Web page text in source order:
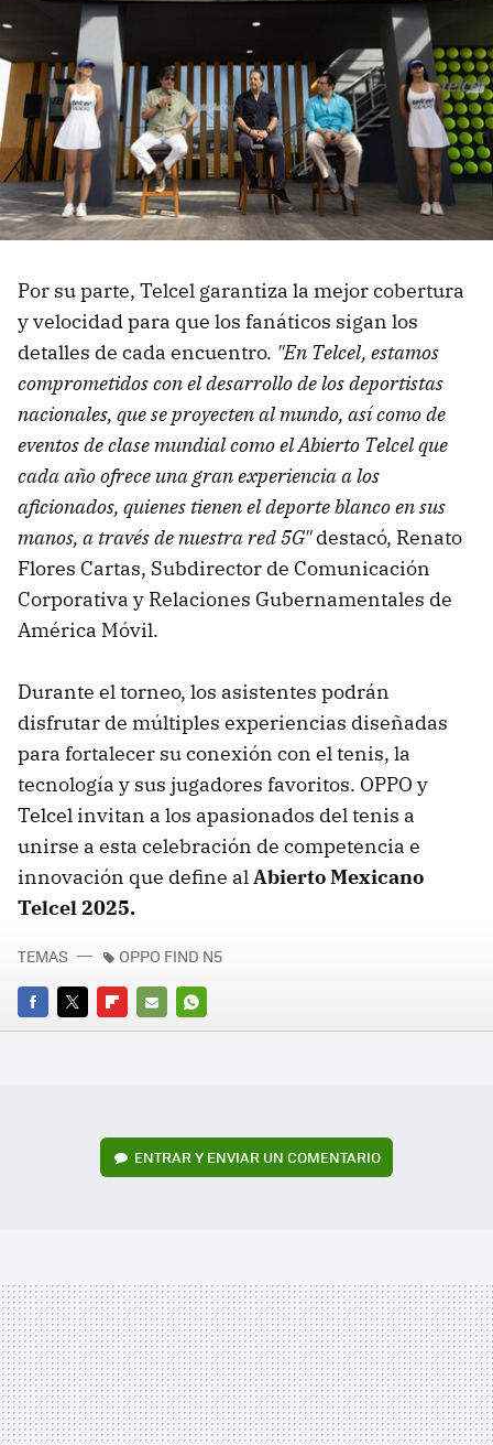
Por su parte, Telcel garantiza la mejor cobertura
y velocidad para que los fanáticos sigan los
detalles de cada encuentro. "En Telcel, estamos
comprometidos con el desarrollo de los deportistas
nacionales, que se proyecten al mundo, así como de
eventos de clase mundial como el Abierto Telcel que
cada año ofrece una gran experiencia a los
aficionados, quienes tienen el deporte blanco en sus
manos, a través de nuestra red 5G"destacó, Renato
Flores Cartas, Subdirector de Comunicación
Corporativa y Relaciones Gubernamentales de
América Móvil.
Durante el torneo, los asistentes podrán
disfrutar de múltiples experiencias diseñadas
para fortalecer su conexión con el tenis, la
tecnología y sus jugadores favoritos. OPPO y
Telcel invitan a los apasionados del tenis a
unirse a esta celebración de competencia e
innovación que define alAbierto Mexicano
Telcel 2025.
FACEBOOK
TWITTERFLIPBOARD
E-
WHATSAPP
TEMAS OPPO FIND N5
ENTRAR Y ENVIAR UN COMENTARIO